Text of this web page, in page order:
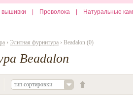
вышивки Проволока Натуральные
› Элитная фурнитура › Beadalon (0)
Beadalon
тип сортировки